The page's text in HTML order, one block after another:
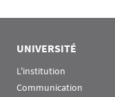
UNIVERSITÉ
L'institution
Communication